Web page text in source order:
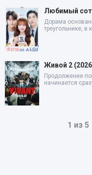
Любимый
Дорама
треугольнике, в
Живой 2
Продолжение
начинается
1 из 5